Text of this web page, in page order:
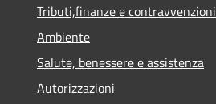
Tributi,finanze e contravvenzioni
Ambiente
Salute, benessere e assistenza
Autorizzazioni